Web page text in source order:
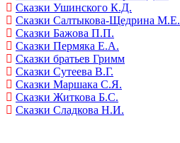
Сказки Ушинского К.Д.
Сказки Салтыкова-Щедрина М.Е.
Сказки Бажова П.П.
Сказки Пермяка Е.А.
Сказки братьев Гримм
Сказки Сутеева В.Г.
Сказки Маршака С.Я.
Сказки Житкова Б.С.
Сказки Сладкова Н.И.